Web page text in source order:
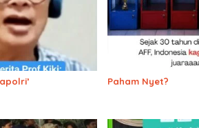
Paham Nyet?